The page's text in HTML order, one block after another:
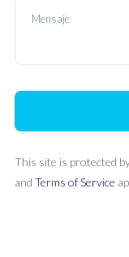
This site is protected
and Terms of Service